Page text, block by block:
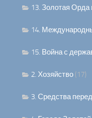
13. Золотая
14.
15. Война с
2. Хозяйство (17)
3. Средства